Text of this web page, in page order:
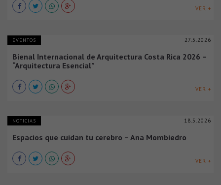
VER +
EVENTOS 27.5.2026
Bienal Internacional de Arquitectura Costa Rica 2026 –
“Arquitectura Esencial”
VER +
NOTICIAS 18.5.2026
Espacios que cuidan tu cerebro – Ana Mombiedro
VER +